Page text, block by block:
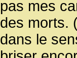
pas mes
des morts.
dans le